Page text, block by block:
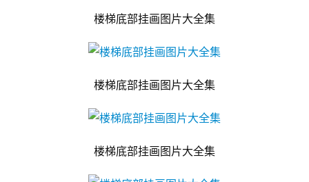
楼梯底部挂画图片大全集
楼梯底部挂画图片大全集
楼梯底部挂画图片大全集